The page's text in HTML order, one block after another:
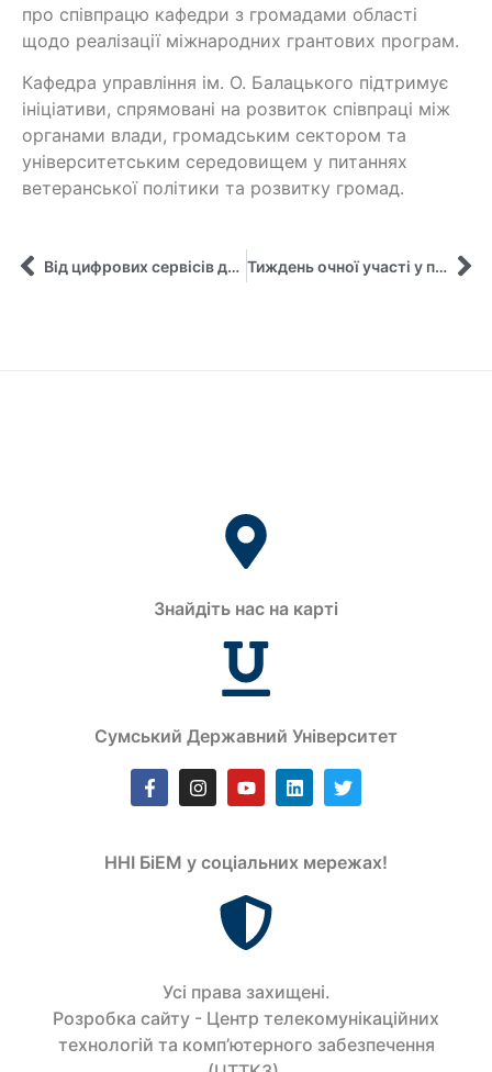
про співпрацю кафедри з громадами області
щодо реалізації міжнародних грантових програм.
Кафедра управління ім. О. Балацького підтримує
ініціативи, спрямовані на розвиток співпраці між
органами влади, громадським сектором та
університетським середовищем у питаннях
ветеранської політики та розвитку громад.
Від цифрових сервісів до відновлення громад: бакалаври спеціальності 281 «Публічне управління та адміністрування» успішно захистили дипломні проєкти! Тиждень очної участі у програмі академічної мобільності Erasmus+ “Міжнародні перспективи у вищій освіті – 2026” Університету Еребру
Знайдіть нас на карті
Сумський Державний Університет
ННІ БіЕМ у соціальних мережах!
Усi права захищенi.
Розробка сайту - Центр телекомунікаційних
технологій та комп’ютерного забезпечення